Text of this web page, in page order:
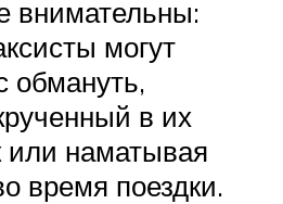
внимательны:
могут
обмануть,
в их
или наматывая
время поездки.